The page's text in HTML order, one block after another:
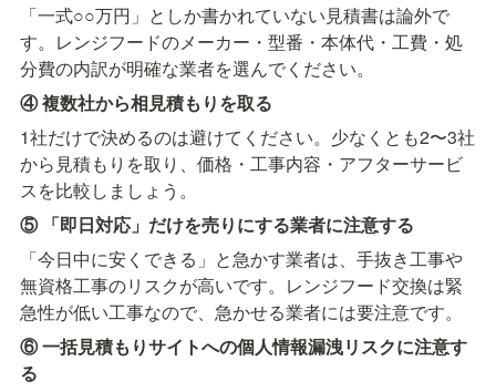
「一式○○万円」としか書かれていない見積書は論外で
す。レンジフードのメーカー・型番・本体代・工費・処
分費の内訳が明確な業者を選んでください。
④ 複数社から相見積もりを取る
1社だけで決めるのは避けてください。少なくとも2〜3社
から見積もりを取り、価格・工事内容・アフターサービ
スを比較しましょう。
⑤ 「即日対応」だけを売りにする業者に注意する
「今日中に安くできる」と急かす業者は、手抜き工事や
無資格工事のリスクが高いです。レンジフード交換は緊
急性が低い工事なので、急かせる業者には要注意です。
⑥ 一括見積もりサイトへの個人情報漏洩リスクに注意す
る